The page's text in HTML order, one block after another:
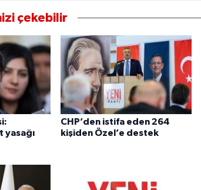
çekebilir
yasağı
CHP’den istifa eden 264
kişiden Özel’e destek